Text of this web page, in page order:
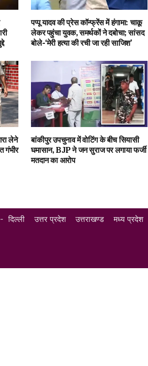
पप्पू यादव की प्रेस कॉन्फ्रेंस में हंगामा: चाकू
लेकर पहुंचा युवक, समर्थकों ने दबोचा; सांसद
बोले-‘मेरी हत्या की रची जा रही साजिश’
लेने
गंभीर
बांकीपुर उपचुनाव में वोटिंग के बीच सियासी
घमासान, BJP ने जन सुराज पर लगाया फर्जी
मतदान का आरोप
-दिल्ली उत्तर प्रदेश उत्तराखण्ड मध्य प्रदेश